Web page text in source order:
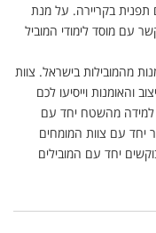
תפנית בקריירה. על מנת
עם מוסד לימודי המוביל
מהמובילות בישראל. צוות
והאומנות וייסיעו לכם
למידה מהשטח יחד עם
יחד עם צוות המומחים
יחד עם המובילים